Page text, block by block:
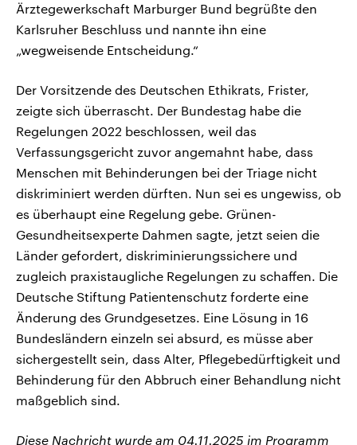
Ärztegewerkschaft Marburger Bund begrüßte den
Karlsruher Beschluss und nannte ihn eine
„wegweisende Entscheidung.“
Der Vorsitzende des Deutschen Ethikrats, Frister,
zeigte sich überrascht. Der Bundestag habe die
Regelungen 2022 beschlossen, weil das
Verfassungsgericht zuvor angemahnt habe, dass
Menschen mit Behinderungen bei der Triage nicht
diskriminiert werden dürften. Nun sei es ungewiss, ob
es überhaupt eine Regelung gebe. Grünen-
Gesundheitsexperte Dahmen sagte, jetzt seien die
Länder gefordert, diskriminierungssichere und
zugleich praxistaugliche Regelungen zu schaffen. Die
Deutsche Stiftung Patientenschutz forderte eine
Änderung des Grundgesetzes. Eine Lösung in 16
Bundesländern einzeln sei absurd, es müsse aber
sichergestellt sein, dass Alter, Pflegebedürftigkeit und
Behinderung für den Abbruch einer Behandlung nicht
maßgeblich sind.
Diese Nachricht wurde am 04.11.2025 im Programm